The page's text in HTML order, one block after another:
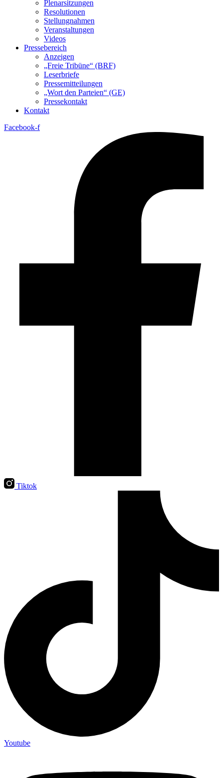
Plenarsitzungen
Resolutionen
Stellungnahmen
Veranstaltungen
Videos
Pressebereich
Anzeigen
„Freie Tribüne“ (BRF)
Leserbriefe
Pressemitteilungen
„Wort den Parteien“ (GE)
Pressekontakt
Kontakt
Facebook-f
Tiktok
Youtube